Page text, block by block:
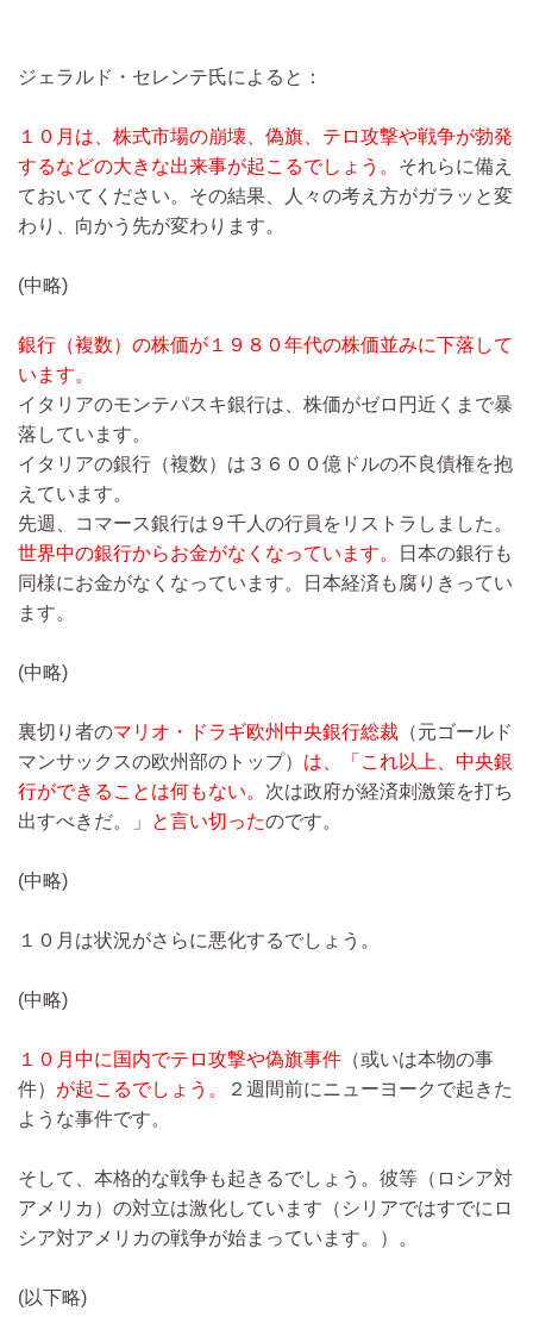
ジェラルド・セレンテ氏によると：
１０月は、株式市場の崩壊、偽旗、テロ攻撃や戦争が勃発
するなどの大きな出来事が起こるでしょう。 それらに備え
ておいてください。その結果、人々の考え方がガラッと変
わり、向かう先が変わります。
(中略)
銀行（複数）の株価が１９８０年代の株価並みに下落して
います。
イタリアのモンテパスキ銀行は、株価がゼロ円近くまで暴
落しています。
イタリアの銀行（複数）は３６００億ドルの不良債権を抱
えています。
先週、コマース銀行は９千人の行員をリストラしました。
世界中の銀行からお金がなくなっています。
日本の銀行も
同様にお金がなくなっています。日本経済も腐りきってい
ます。
(中略)
裏切り者のマリオ・ドラギ欧州中央銀行総裁 （元ゴールド
マンサックスの欧州部のトップ） は、「これ以上、中央銀
行ができることは何もない。 次は政府が経済刺激策を打ち
出すべきだ。」
と言い切ったのです。
(中略)
１０月は状況がさらに悪化するでしょう。
(中略)
１０月中に国内でテロ攻撃や偽旗事件 （或いは本物の事
件） が起こるでしょう。
２週間前にニューヨークで起きた
ような事件です。
そして、本格的な戦争も起きるでしょう。彼等（ロシア対
アメリカ）の対立は激化しています（シリアではすでにロ
シア対アメリカの戦争が始まっています。）。
(以下略)